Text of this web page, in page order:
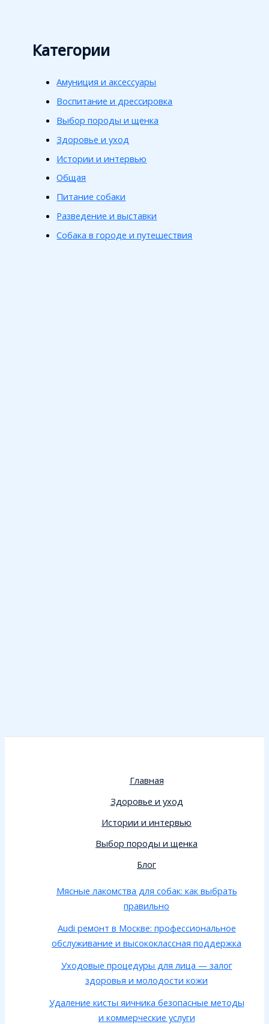
Категории
Амуниция и аксессуары
Воспитание и дрессировка
Выбор породы и щенка
Здоровье и уход
Истории и интервью
Общая
Питание собаки
Разведение и выставки
Собака в городе и путешествия
Главная
Здоровье и уход
Истории и интервью
Выбор породы и щенка
Блог
Мясные лакомства для собак: как выбрать
правильно
Audi ремонт в Москве: профессиональное
обслуживание и высококлассная поддержка
Уходовые процедуры для лица — залог
здоровья и молодости кожи
Удаление кисты яичника безопасные методы
и коммерческие услуги